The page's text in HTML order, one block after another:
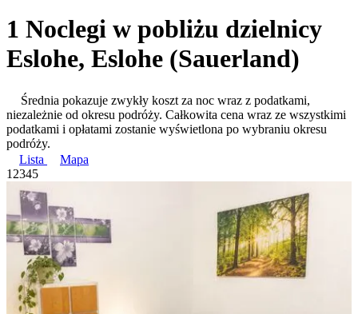
1 Noclegi w pobliżu dzielnicy
Eslohe, Eslohe (Sauerland)
Średnia pokazuje zwykły koszt za noc wraz z podatkami,
niezależnie od okresu podróży. Całkowita cena wraz ze wszystkimi
podatkami i opłatami zostanie wyświetlona po wybraniu okresu
podróży.
Lista
Mapa
1 2345